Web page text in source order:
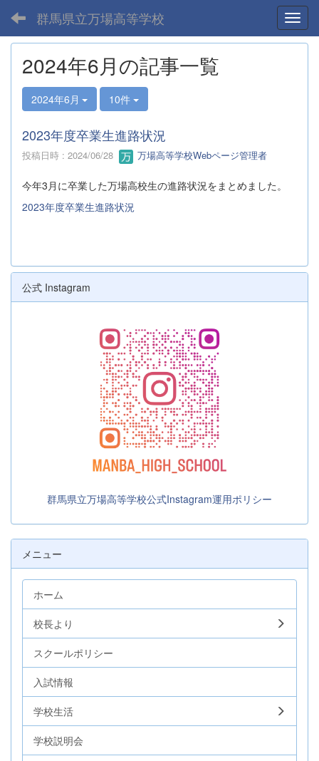
群馬県立万場高等学校
2024年6月の記事一覧
2024年6月 10件
2023年度卒業生進路状況
投稿日時 : 2024/06/28 万場高等学校Webページ管理者
今年3月に卒業した万場高校生の進路状況をまとめました。
2023年度卒業生進路状況
公式 Instagram
群馬県立万場高等学校公式Instagram運用ポリシー
メニュー
ホーム
校長より
スクールポリシー
入試情報
学校生活
学校説明会